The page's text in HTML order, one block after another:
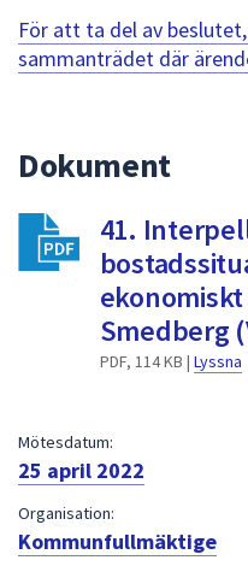
För att ta del av
sammanträdet där
Dokument
41.
Smedberg
PDF, 114 KB | Lyssna
Mötesdatum:
25 april 2022
Organisation:
Kommunfullmäktige